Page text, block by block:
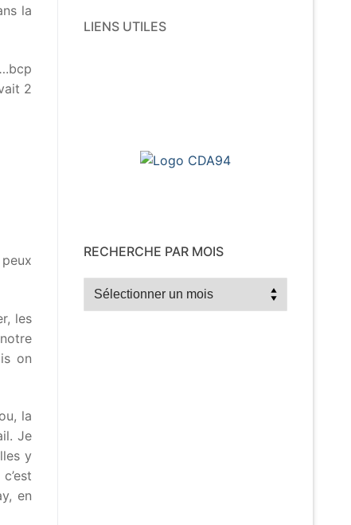
la
2
les
on
la
Je
y
en
LIENS UTILES
RECHERCHE PAR MOIS
Recherche